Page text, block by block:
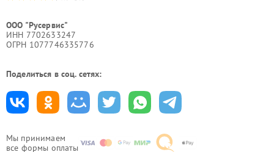
Мы принимаем
все формы оплаты
ООО "Русервис"
ИНН 7702633247
ОГРН 1077746335776
Поделиться в соц. сетях: